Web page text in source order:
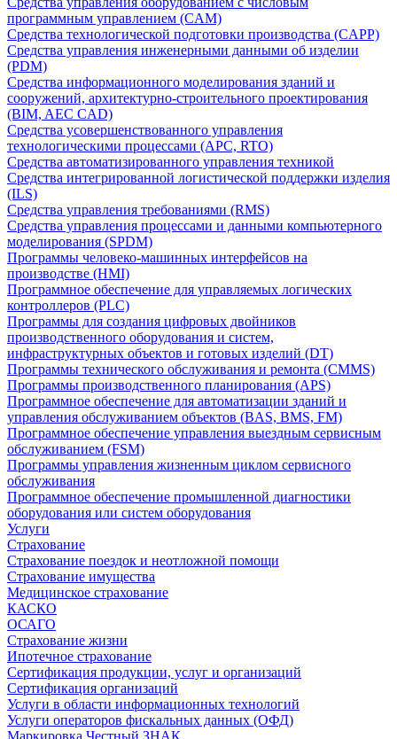
программным управлением (CAM)
Средства технологической подготовки производства (CAPP)
Средства управления инженерными данными об изделии
(PDM)
Средства информационного моделирования зданий и
сооружений, архитектурно-строительного проектирования
(BIM, AEC CAD)
Средства усовершенствованного управления
технологическими процессами (APC, RTO)
Средства автоматизированного управления техникой
Средства интегрированной логистической поддержки изделия
(ILS)
Средства управления требованиями (RMS)
Средства управления процессами и данными компьютерного
моделирования (SPDM)
Программы человеко-машинных интерфейсов на
производстве (HMI)
Программное обеспечение для управляемых логических
контроллеров (PLC)
Программы для создания цифровых двойников
производственного оборудования и систем,
инфраструктурных объектов и готовых изделий (DT)
Программы технического обслуживания и ремонта (CMMS)
Программы производственного планирования (APS)
Программное обеспечение для автоматизации зданий и
управления обслуживанием объектов (BAS, BMS, FM)
Программное обеспечение управления выездным сервисным
обслуживанием (FSM)
Программы управления жизненным циклом сервисного
обслуживания
Программное обеспечение промышленной диагностики
оборудования или систем оборудования
Услуги
Страхование
Страхование поездок и неотложной помощи
Страхование имущества
Медицинское страхование
КАСКО
ОСАГО
Страхование жизни
Ипотечное страхование
Сертификация продукции, услуг и организаций
Сертификация организаций
Услуги в области информационных технологий
Услуги операторов фискальных данных (ОФД)
Маркировка Честный ЗНАК